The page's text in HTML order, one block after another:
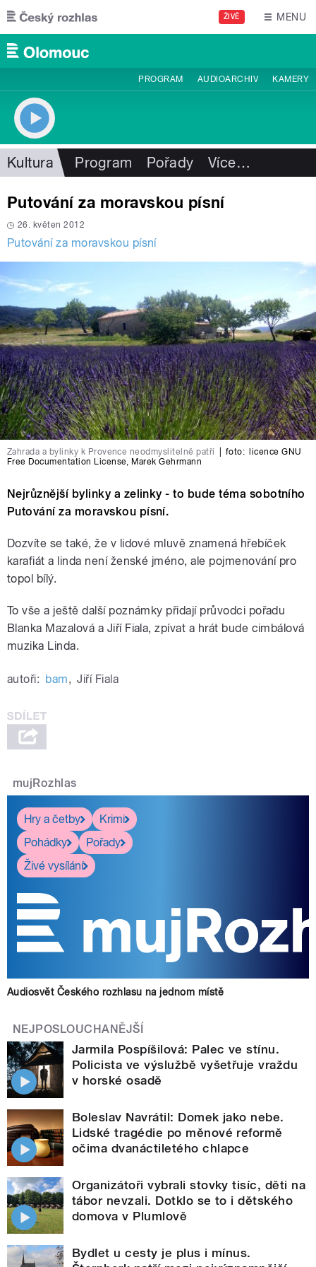
Přejít k hlavnímu obsahu
ŽIVĚ MENU
PROGRAM AUDIOARCHIV KAMERY
Kultura Program Pořady Více…
Putování za moravskou písní
26. květen 2012
Putování za moravskou písní
Zahrada a bylinky k Provence neodmyslitelně patří foto:
licence GNU
Free Documentation License, Marek Gehrmann
Nejrůznější bylinky a zelinky - to bude téma sobotního
Putování za moravskou písní.
Dozvíte se také, že v lidové mluvě znamená hřebíček
karafiát a linda není ženské jméno, ale pojmenování pro
topol bílý.
To vše a ještě další poznámky přidají průvodci pořadu
Blanka Mazalová a Jiří Fiala, zpívat a hrát bude cimbálová
muzika Linda.
autoři: bam, Jiří Fiala
mujRozhlas
Hry a četby
Krimi
Pohádky
Pořady
Živé vysílání
Audiosvět Českého rozhlasu na jednom místě
NEJPOSLOUCHANĚJŠÍ
Jarmila Pospíšilová: Palec ve stínu.
Policista ve výslužbě vyšetřuje vraždu
v horské osadě
Boleslav Navrátil: Domek jako nebe.
Lidské tragédie po měnové reformě
očima dvanáctiletého chlapce
Organizátoři vybrali stovky tisíc, děti na
tábor nevzali. Dotklo se to i dětského
domova v Plumlově
Bydlet u cesty je plus i mínus.